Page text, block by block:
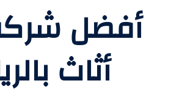
أفضل
أثاث